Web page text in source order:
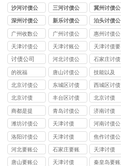
司
司
司
沙河讨债公
司
三河讨债公
司
冀州讨债公
司
深州讨债公
司
新乐讨债公
司
泊头讨债公
司
广州收数公
司
广州讨债公
司
惠州讨债公
司
天津讨债公
司
天津讨账公
司
天津讨债要
账公司
讨债公司
河北讨债公
司
石家庄讨债
公司
的祝福
唐山讨债公
司
技能以及
北京讨债公
司
东城区讨债
公司
西城区讨债
公司
北京讨债
丰台区讨债
公司
北京讨债
商都是提
青岛讨债公
司
济南讨债
潍坊讨债公
司
天津讨债
河南讨债公
司
洛阳讨债公
司
天津讨债
焦作讨债公
司
河北要账公
司
石家庄要账
公司
天津讨债
唐山要账公
天津讨债
秦皇岛要账